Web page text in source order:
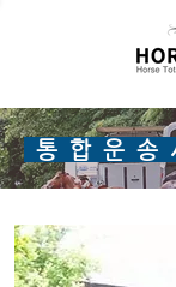
통 합 운 송